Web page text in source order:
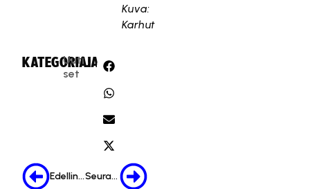
Kuva:
Karhut
KATEGORIA:
Uuti
set
JAA:
Edellinen Seuraava